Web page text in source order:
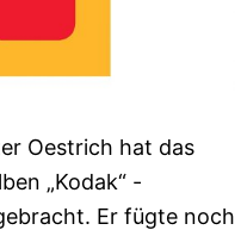
Oestrich hat das
„Kodak“ -
Er fügte noch